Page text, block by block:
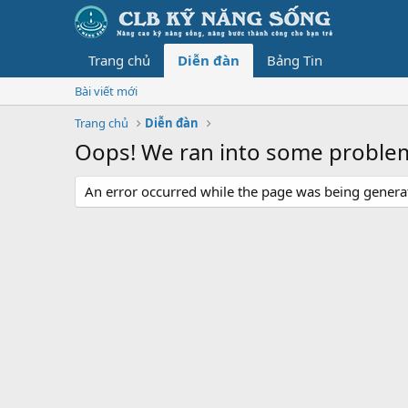
Trang chủ Diễn đàn Bảng Tin
Bài viết mới
Trang chủ
Diễn đàn
Oops! We ran into some
An error occurred while the page was being